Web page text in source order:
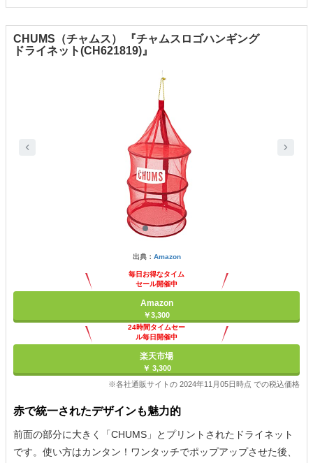
CHUMS（チャムス） 『チャムスロゴハンギング
ドライネット(CH621819)』
出典： Amazon
毎日お得なタイム
セール開催中
Amazon
￥3,300
24時間タイムセー
ル毎日開催中
楽天市場
￥ 3,300
※各社通販サイトの 2024年11月05日時点 での税込価格
赤で統一されたデザインも魅力的
前面の部分に大きく「CHUMS」とプリントされたドライネット
です。使い方はカンタン！ワンタッチでポップアップさせた後、